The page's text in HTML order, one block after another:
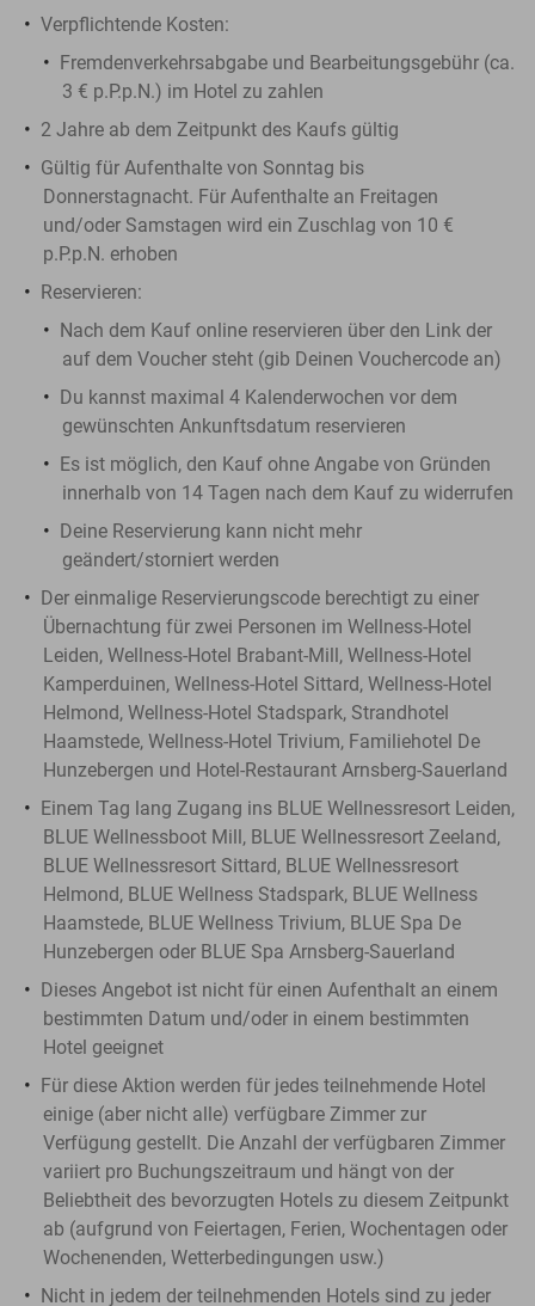
​Verpflichtende Kosten:
Fremdenverkehrsabgabe und Bearbeitungsgebühr (ca.
3 € p.P.p.N.) im Hotel zu zahlen
2 Jahre ab dem Zeitpunkt des Kaufs gültig
Gültig für Aufenthalte von Sonntag bis
Donnerstagnacht. Für Aufenthalte an Freitagen
und/oder Samstagen wird ein Zuschlag von 10 €
p.P.p.N. erhoben
Reservieren:
Nach dem Kauf online reservieren über den Link der
auf dem Voucher steht (gib Deinen Vouchercode an)
Du kannst maximal 4 Kalenderwochen vor dem
gewünschten Ankunftsdatum reservieren
Es ist möglich, den Kauf ohne Angabe von Gründen
innerhalb von 14 Tagen nach dem Kauf zu widerrufen
Deine Reservierung kann nicht mehr
geändert/storniert werden
​Der einmalige Reservierungscode berechtigt zu einer
Übernachtung für zwei Personen im Wellness-Hotel
Leiden, Wellness-Hotel Brabant-Mill, Wellness-Hotel
Kamperduinen, Wellness-Hotel Sittard, Wellness-Hotel
Helmond, Wellness-Hotel Stadspark, Strandhotel
Haamstede, Wellness-Hotel Trivium, Familiehotel De
Hunzebergen und Hotel-Restaurant Arnsberg-Sauerland
Einem Tag lang Zugang ins BLUE Wellnessresort Leiden,
BLUE Wellnessboot Mill, BLUE Wellnessresort Zeeland,
BLUE Wellnessresort Sittard, BLUE Wellnessresort
Helmond, BLUE Wellness Stadspark, BLUE Wellness
Haamstede, BLUE Wellness Trivium, BLUE Spa De
Hunzebergen oder BLUE Spa Arnsberg-Sauerland
Dieses Angebot ist nicht für einen Aufenthalt an einem
bestimmten Datum und/oder in einem bestimmten
Hotel geeignet
Für diese Aktion werden für jedes teilnehmende Hotel
einige (aber nicht alle) verfügbare Zimmer zur
Verfügung gestellt. Die Anzahl der verfügbaren Zimmer
variiert pro Buchungszeitraum und hängt von der
Beliebtheit des bevorzugten Hotels zu diesem Zeitpunkt
ab (aufgrund von Feiertagen, Ferien, Wochentagen oder
Wochenenden, Wetterbedingungen usw.)
Nicht in jedem der teilnehmenden Hotels sind zu jeder